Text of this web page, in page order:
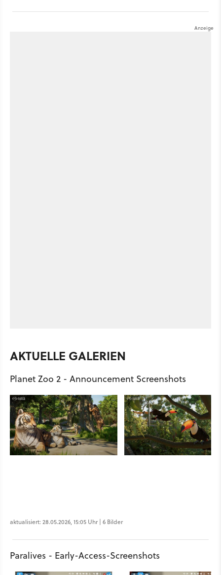
AKTUELLE GALERIEN
Planet Zoo 2 - Announcement Screenshots
aktualisiert: 28.05.2026, 15:05 Uhr | 6 Bilder
Paralives - Early-Access-Screenshots